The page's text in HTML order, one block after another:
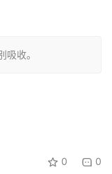
收。
0 0